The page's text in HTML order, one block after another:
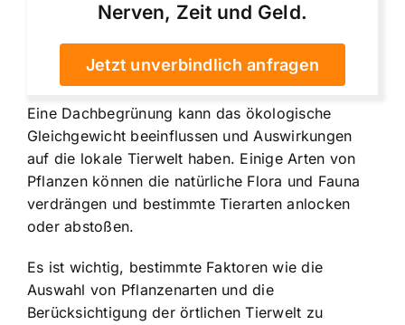
Nerven, Zeit und Geld.
Jetzt unverbindlich anfragen
Eine Dachbegrünung kann das ökologische
Gleichgewicht beeinflussen und Auswirkungen
auf die lokale Tierwelt haben. Einige Arten von
Pflanzen können die natürliche Flora und Fauna
verdrängen und bestimmte Tierarten anlocken
oder abstoßen.
Es ist wichtig, bestimmte Faktoren wie die
Auswahl von Pflanzenarten und die
Berücksichtigung der örtlichen Tierwelt zu